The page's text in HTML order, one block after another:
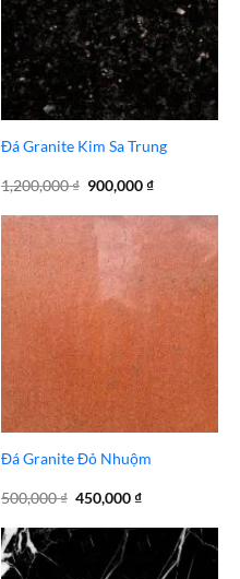
Đá Granite Kim Sa Trung
1,200,000₫ Giá
là:
1,200,000 ₫.
900,000₫Giá
tại
là:
900,000 ₫.
Đá Granite Đỏ Nhuộm
500,000₫ Giá
là:
500,000 ₫.
450,000₫Giá
tại
là:
450,000 ₫.